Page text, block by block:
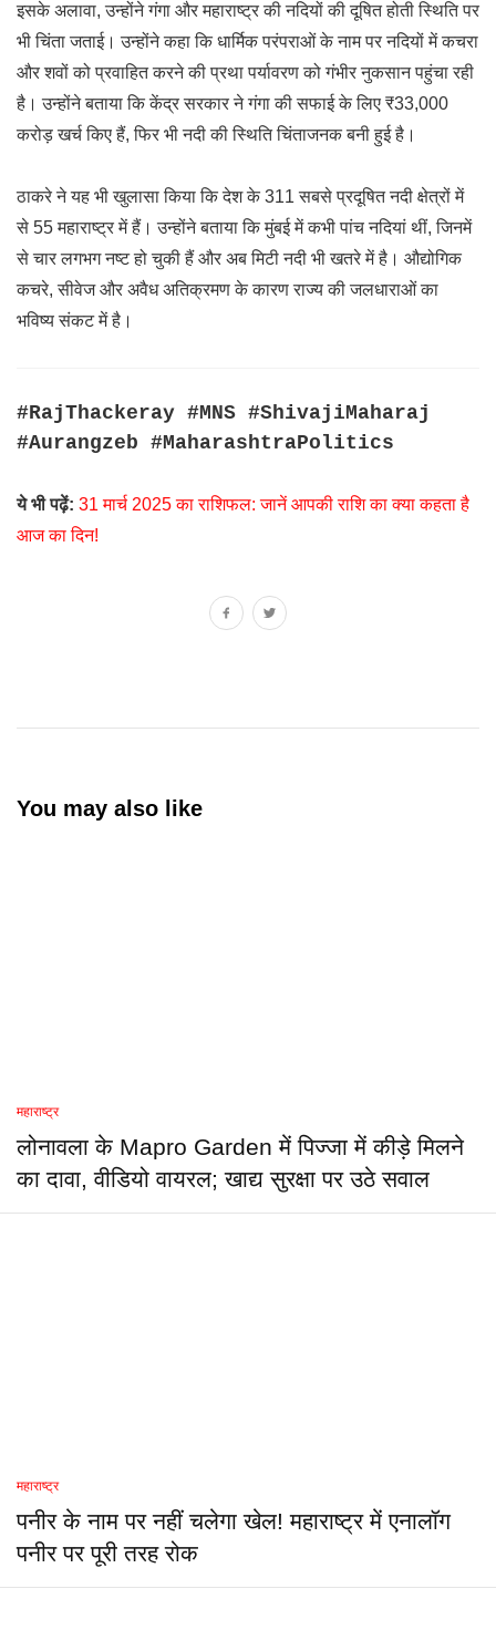
इसके अलावा, उन्होंने गंगा और महाराष्ट्र की नदियों की दूषित होती स्थिति पर
भी चिंता जताई। उन्होंने कहा कि धार्मिक परंपराओं के नाम पर नदियों में कचरा
और शवों को प्रवाहित करने की प्रथा पर्यावरण को गंभीर नुकसान पहुंचा रही
है। उन्होंने बताया कि केंद्र सरकार ने गंगा की सफाई के लिए ₹33,000
करोड़ खर्च किए हैं, फिर भी नदी की स्थिति चिंताजनक बनी हुई है।
ठाकरे ने यह भी खुलासा किया कि देश के 311 सबसे प्रदूषित नदी क्षेत्रों में
से 55 महाराष्ट्र में हैं। उन्होंने बताया कि मुंबई में कभी पांच नदियां थीं, जिनमें
से चार लगभग नष्ट हो चुकी हैं और अब मिटी नदी भी खतरे में है। औद्योगिक
कचरे, सीवेज और अवैध अतिक्रमण के कारण राज्य की जलधाराओं का
भविष्य संकट में है।
#RajThackeray #MNS #ShivajiMaharaj
#Aurangzeb #MaharashtraPolitics
ये भी पढ़ें: 31 मार्च 2025 का राशिफल: जानें आपकी राशि का क्या कहता है
आज का दिन!
You may also like
महाराष्ट्र
लोनावला के Mapro Garden में पिज्जा में कीड़े मिलने
का दावा, वीडियो वायरल; खाद्य सुरक्षा पर उठे सवाल
महाराष्ट्र
पनीर के नाम पर नहीं चलेगा खेल! महाराष्ट्र में एनालॉग
पनीर पर पूरी तरह रोक